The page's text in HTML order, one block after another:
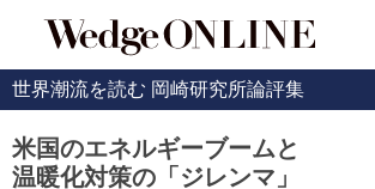
世界潮流を読む 岡崎研究所論評集
米国のエネルギーブームと
温暖化対策の「ジレンマ」